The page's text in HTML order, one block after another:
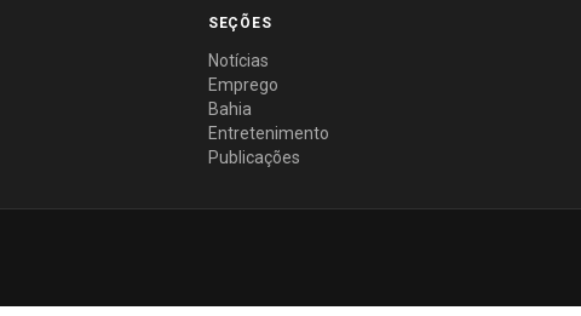
SEÇÕES
Notícias
Emprego
Bahia
Entretenimento
Publicações